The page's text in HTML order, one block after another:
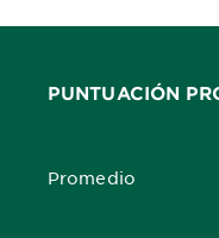
PUNTUACIÓN
Promedio
5,0 out of 5 stars